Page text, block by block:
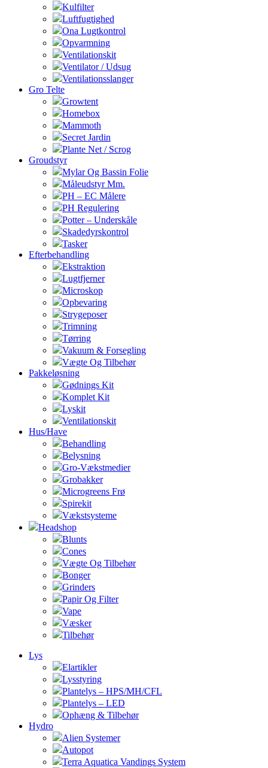
Kulfilter
Luftfugtighed
Ona Lugtkontrol
Opvarmning
Ventilationskit
Ventilator / Udsug
Ventilationsslanger
Gro Telte
Growtent
Homebox
Mammoth
Secret Jardin
Plante Net / Scrog
Groudstyr
Mylar Og Bassin Folie
Måleudstyr Mm.
PH – EC Målere
PH Regulering
Potter – Underskåle
Skadedyrskontrol
Tasker
Efterbehandling
Ekstraktion
Lugtfjerner
Microskop
Opbevaring
Strygeposer
Trimning
Tørring
Vakuum & Forsegling
Vægte Og Tilbehør
Pakkeløsning
Gødnings Kit
Komplet Kit
Lyskit
Ventilationskit
Hus/Have
Behandling
Belysning
Gro-Vækstmedier
Grobakker
Microgreens Frø
Spirekit
Vækstsysteme
Headshop
Blunts
Cones
Vægte Og Tilbehør
Bonger
Grinders
Papir Og Filter
Vape
Væsker
Tilbehør
Lys
Elartikler
Lysstyring
Plantelys – HPS/MH/CFL
Plantelys – LED
Ophæng & Tilbehør
Hydro
Alien Systemer
Autopot
Terra Aquatica Vandings System